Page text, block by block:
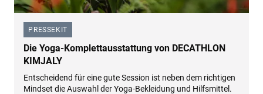
PRESSEKIT
–
Die Yoga-Komplettausstattung von DECATHLON
KIMJALY
Entscheidend für eine gute Session ist neben dem richtigen
Mindset die Auswahl der Yoga-Bekleidung und Hilfsmittel.